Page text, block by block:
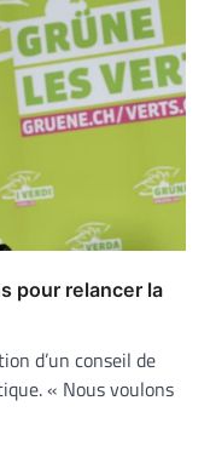
pour relancer la
d’un conseil de
« Nous voulons